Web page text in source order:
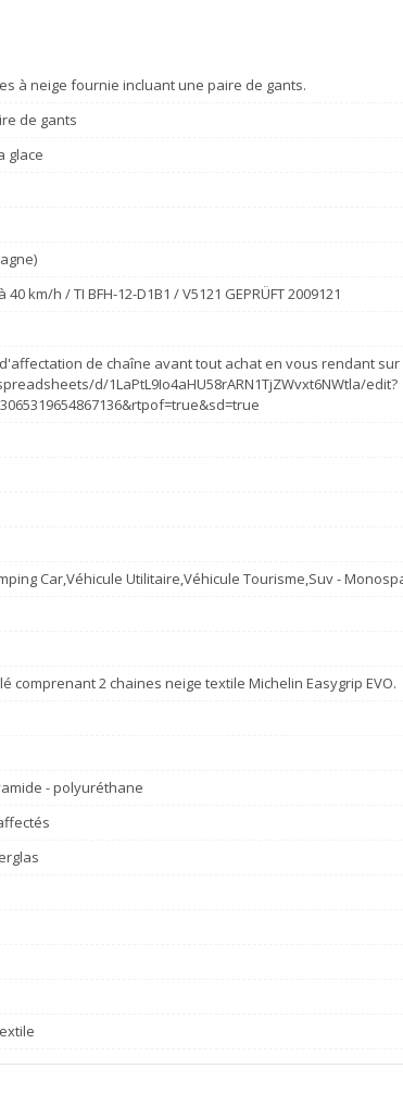
à neige fournie incluant une paire de gants.
de gants
glace
40 km/h / TI BFH-12-D1B1 / V5121 GEPRÜFT 2009121
de chaîne avant tout achat en vous rendant sur
d/1LaPtL9Io4aHU58rARN1TjZWvxt6NWtla/edit?
Car,Véhicule Utilitaire,Véhicule Tourisme,Suv -
comprenant 2 chaines neige textile Michelin Easygrip EVO.
- polyuréthane